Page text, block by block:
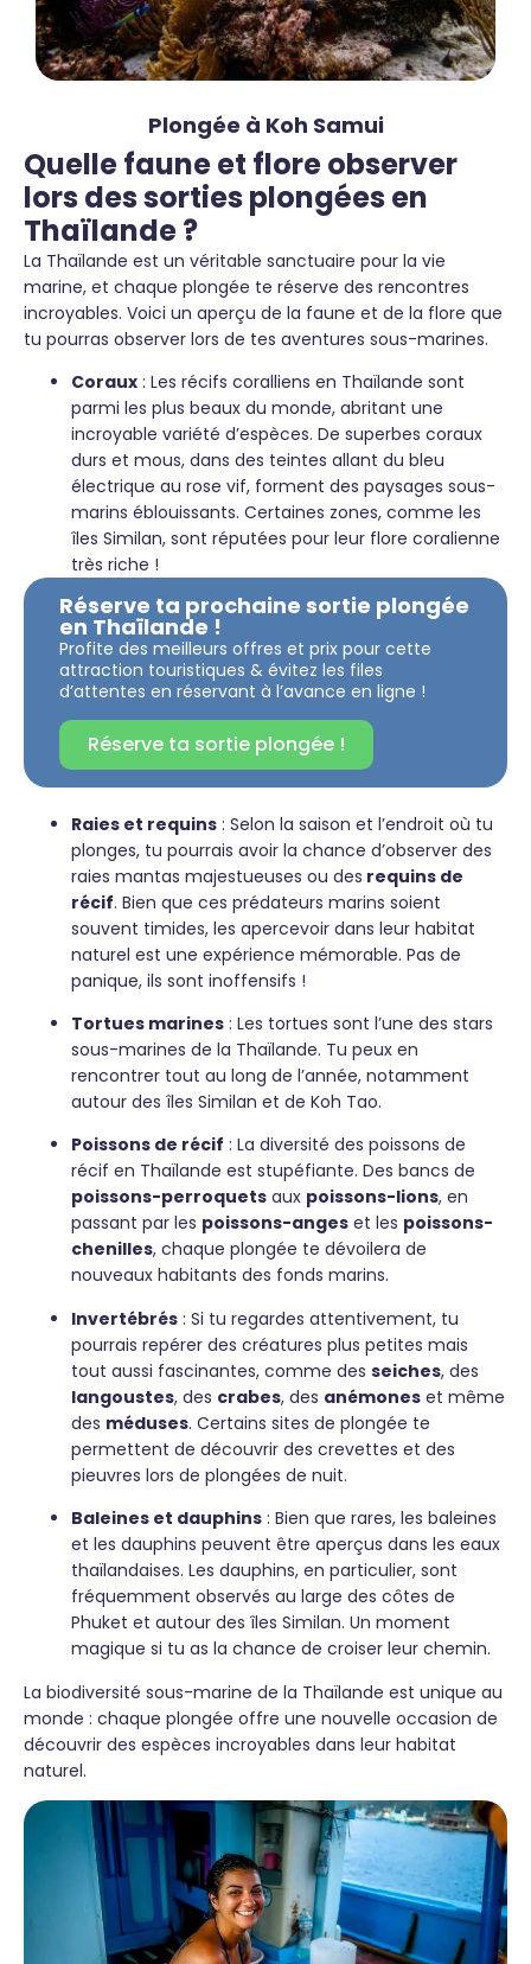
Plongée à Koh Samui
Quelle faune et flore observer
lors des sorties plongées en
Thaïlande ?
La Thaïlande est un véritable sanctuaire pour la vie
marine, et chaque plongée te réserve des rencontres
incroyables. Voici un aperçu de la faune et de la flore que
tu pourras observer lors de tes aventures sous-marines.
Coraux : Les récifs coralliens en Thaïlande sont
parmi les plus beaux du monde, abritant une
incroyable variété d’espèces. De superbes coraux
durs et mous, dans des teintes allant du bleu
électrique au rose vif, forment des paysages sous-
marins éblouissants. Certaines zones, comme les
îles Similan, sont réputées pour leur flore coralienne
très riche !
Réserve ta prochaine sortie plongée
en Thaïlande !
Profite des meilleurs offres et prix pour cette
attraction touristiques & évitez les files
d’attentes en réservant à l’avance en ligne !
Réserve ta sortie plongée !
Raies et requins : Selon la saison et l’endroit où tu
plonges, tu pourrais avoir la chance d’observer des
raies mantas majestueuses ou des requins de
récif. Bien que ces prédateurs marins soient
souvent timides, les apercevoir dans leur habitat
naturel est une expérience mémorable. Pas de
panique, ils sont inoffensifs !
Tortues marines : Les tortues sont l’une des stars
sous-marines de la Thaïlande. Tu peux en
rencontrer tout au long de l’année, notamment
autour des îles Similan et de Koh Tao.
Poissons de récif : La diversité des poissons de
récif en Thaïlande est stupéfiante. Des bancs de
poissons-perroquets aux poissons-lions, en
passant par les poissons-anges et les poissons-
chenilles, chaque plongée te dévoilera de
nouveaux habitants des fonds marins.
Invertébrés : Si tu regardes attentivement, tu
pourrais repérer des créatures plus petites mais
tout aussi fascinantes, comme des seiches, des
langoustes, des crabes, des anémones et même
des méduses. Certains sites de plongée te
permettent de découvrir des crevettes et des
pieuvres lors de plongées de nuit.
Baleines et dauphins : Bien que rares, les baleines
et les dauphins peuvent être aperçus dans les eaux
thaïlandaises. Les dauphins, en particulier, sont
fréquemment observés au large des côtes de
Phuket et autour des îles Similan. Un moment
magique si tu as la chance de croiser leur chemin.
La biodiversité sous-marine de la Thaïlande est unique au
monde : chaque plongée offre une nouvelle occasion de
découvrir des espèces incroyables dans leur habitat
naturel.